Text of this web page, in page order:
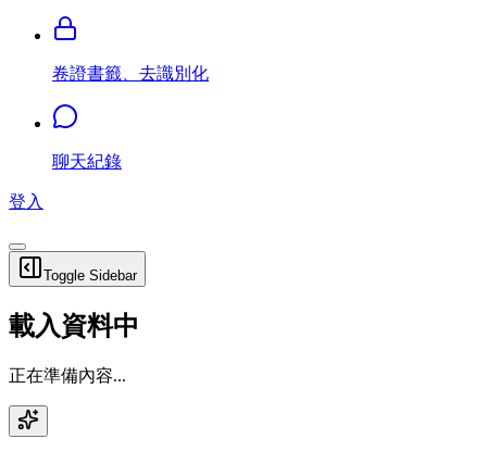
卷證書籤、去識別化
聊天紀錄
登入
Toggle Sidebar
載入資料中
正在準備內容...